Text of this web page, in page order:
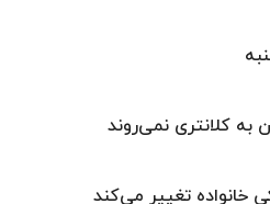
به کلانتری نمی‌روند
خانواده تغییر می‌کند